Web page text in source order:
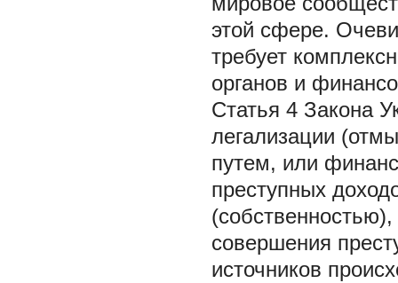
этой сфере.
требует
органов и
Статья 4 Закона
легализации
путем, или
преступных
совершения
источников